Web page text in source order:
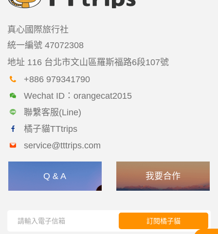
真心國際旅行社
統一編號 47072308
地址 116 台北市文山區羅斯福路6段107號
+886 979341790
Wechat ID：orangecat2015
聯繫客服(Line)
橘子貓TTtrips
service@tttrips.com
Q & A 我要合作
訂閱橘子貓